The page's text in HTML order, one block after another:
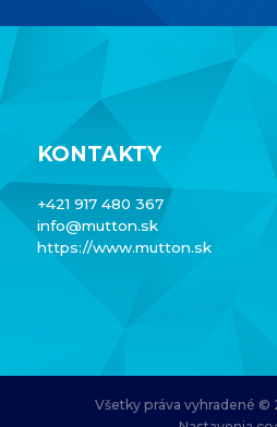
KONTAKTY
+421 917 480 367
info@mutton.sk
https://www.mutton.sk
Všetky práva vyhradené ©